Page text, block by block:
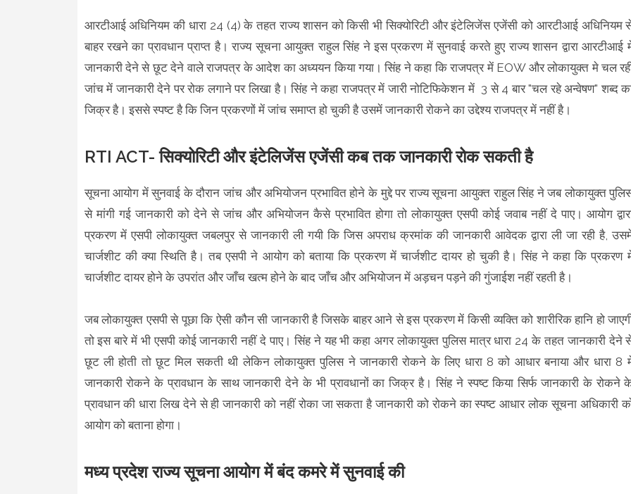
आरटीआई अधिनियम की धारा 24 (4) के तहत राज्य शासन को किसी भी सिक्योरिटी और इंटेलिजेंस एजेंसी को आरटीआई अधिनियम
बाहर रखने का प्रावधान प्राप्त है। राज्य सूचना आयुक्त राहुल सिंह ने इस प्रकरण में सुनवाई करते हुए राज्य शासन द्वारा आरटीआई
जानकारी देने से छूट देने वाले राजपत्र के आदेश का अध्ययन किया गया। सिंह ने कहा कि राजपत्र में EOW और लोकायुक्त मे चल
जांच में जानकारी देने पर रोक लगाने पर लिखा है। सिंह ने कहा राजपत्र में जारी नोटिफिकेशन में 3 से 4 बार "चल रहे अन्वेषण" शब्द
जिक्र है। इससे स्पष्ट है कि जिन प्रकरणों में जांच समाप्त हो चुकी है उसमें जानकारी रोकने का उद्देश्य राजपत्र में नहीं है।
RTI ACT- सिक्योरिटी और इंटेलिजेंस एजेंसी कब तक जानकारी रोक सकती है
सूचना आयोग में सुनवाई के दौरान जांच और अभियोजन प्रभावित होने के मुद्दे पर राज्य सूचना आयुक्त राहुल सिंह ने जब लोकायुक्त
से मांगी गई जानकारी को देने से जांच और अभियोजन कैसे प्रभावित होगा तो लोकायुक्त एसपी कोई जवाब नहीं दे पाए। आयोग
प्रकरण में एसपी लोकायुक्त जबलपुर से जानकारी ली गयी कि जिस अपराध क्रमांक की जानकारी आवेदक द्वारा ली जा रही है,
चार्जशीट की क्या स्थिति है। तब एसपी ने आयोग को बताया कि प्रकरण में चार्जशीट दायर हो चुकी है। सिंह ने कहा कि प्रकरण
चार्जशीट दायर होने के उपरांत और जाँच खत्म होने के बाद जाँच और अभियोजन में अड़चन पड़ने की गुंजाईश नहीं रहती है।
जब लोकायुक्त एसपी से पूछा कि ऐसी कौन सी जानकारी है जिसके बाहर आने से इस प्रकरण में किसी व्यक्ति को शारीरिक हानि हो
तो इस बारे में भी एसपी कोई जानकारी नहीं दे पाए। सिंह ने यह भी कहा अगर लोकायुक्त पुलिस मात्र धारा 24 के तहत जानकारी देने
छूट ली होती तो छूट मिल सकती थी लेकिन लोकायुक्त पुलिस ने जानकारी रोकने के लिए धारा 8 को आधार बनाया और धारा 8
जानकारी रोकने के प्रावधान के साथ जानकारी देने के भी प्रावधानों का जिक्र है। सिंह ने स्पष्ट किया सिर्फ जानकारी के रोकने
प्रावधान की धारा लिख देने से ही जानकारी को नहीं रोका जा सकता है जानकारी को रोकने का स्पष्ट आधार लोक सूचना अधिकारी
आयोग को बताना होगा।
मध्य प्रदेश राज्य सूचना आयोग में बंद कमरे में सुनवाई की